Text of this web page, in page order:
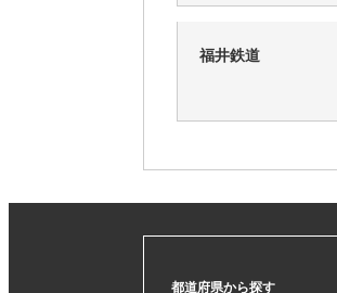
福井鉄道
都道府県から探す